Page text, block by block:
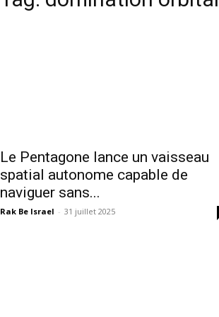
Le Pentagone lance un vaisseau
spatial autonome capable de
naviguer sans...
Rak Be Israel - 31 juillet 2025